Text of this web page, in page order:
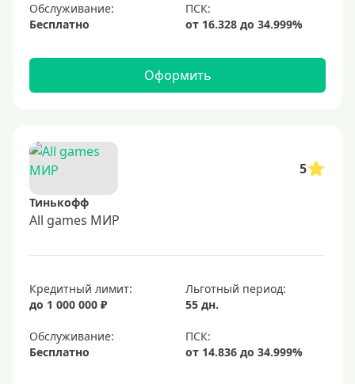
Обслуживание:
Бесплатно
Оформить
5
Тинькофф
All games МИР
Кредитный лимит:
до 1 000 000 ₽
Льготный период:
55 дн.
Обслуживание:
Бесплатно